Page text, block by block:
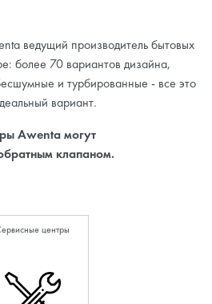
ведущий производитель бытовых
более 70 вариантов дизайна,
и турбированные - все это
вариант.
Awenta могут
клапаном.
центры